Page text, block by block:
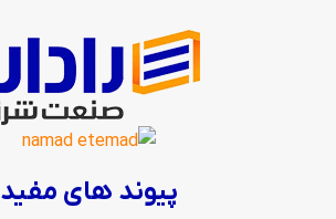
پیوند های مفید